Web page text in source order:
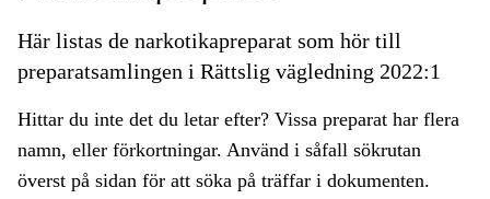
Här listas de narkotikapreparat som hör till
preparatsamlingen i Rättslig vägledning 2022:1
Hittar du inte det du letar efter? Vissa preparat har flera
namn, eller förkortningar. Använd i såfall sökrutan
överst på sidan för att söka på träffar i dokumenten.